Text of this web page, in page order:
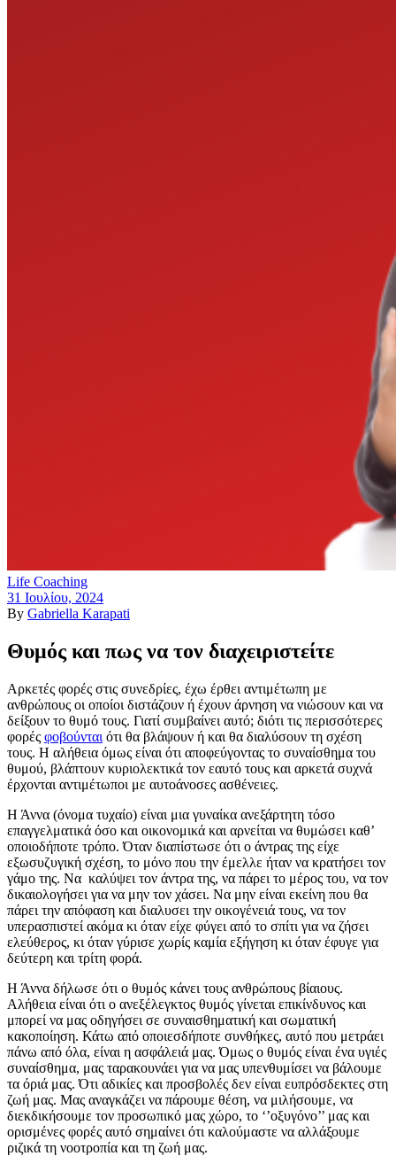
Life Coaching
31 Ιουλίου, 2024
By Gabriella Karapati
Θυμός και πως να τον διαχειριστείτε
Αρκετές φορές στις συνεδρίες, έχω έρθει αντιμέτωπη με
ανθρώπους οι οποίοι διστάζουν ή έχουν άρνηση να νιώσουν και να
δείξουν το θυμό τους. Γιατί συμβαίνει αυτό; διότι τις περισσότερες
φορές φοβούνται ότι θα βλάψουν ή και θα διαλύσουν τη σχέση
τους. Η αλήθεια όμως είναι ότι αποφεύγοντας το συναίσθημα του
θυμού, βλάπτουν κυριολεκτικά τον εαυτό τους και αρκετά συχνά
έρχονται αντιμέτωποι με αυτοάνοσες ασθένειες.
Η Άννα (όνομα τυχαίο) είναι μια γυναίκα ανεξάρτητη τόσο
επαγγελματικά όσο και οικονομικά και αρνείται να θυμώσει καθ’
οποιοδήποτε τρόπο. Όταν διαπίστωσε ότι ο άντρας της είχε
εξωσυζυγική σχέση, το μόνο που την έμελλε ήταν να κρατήσει τον
γάμο της. Να καλύψει τον άντρα της, να πάρει το μέρος του, να τον
δικαιολογήσει για να μην τον χάσει. Να μην είναι εκείνη που θα
πάρει την απόφαση και διαλυσει την οικογένειά τους, να τον
υπερασπιστεί ακόμα κι όταν είχε φύγει από το σπίτι για να ζήσει
ελεύθερος, κι όταν γύρισε χωρίς καμία εξήγηση κι όταν έφυγε για
δεύτερη και τρίτη φορά.
Η Άννα δήλωσε ότι ο θυμός κάνει τους ανθρώπους βίαιους.
Αλήθεια είναι ότι ο ανεξέλεγκτος θυμός γίνεται επικίνδυνος και
μπορεί να μας οδηγήσει σε συναισθηματική και σωματική
κακοποίηση. Κάτω από οποιεσδήποτε συνθήκες, αυτό που μετράει
πάνω από όλα, είναι η ασφάλειά μας. Όμως ο θυμός είναι ένα υγιές
συναίσθημα, μας ταρακουνάει για να μας υπενθυμίσει να βάλουμε
τα όριά μας. Ότι αδικίες και προσβολές δεν είναι ευπρόσδεκτες στη
ζωή μας. Μας αναγκάζει να πάρουμε θέση, να μιλήσουμε, να
διεκδικήσουμε τον προσωπικό μας χώρο, το ‘’οξυγόνο’’ μας και
ορισμένες φορές αυτό σημαίνει ότι καλούμαστε να αλλάξουμε
ριζικά τη νοοτροπία και τη ζωή μας.